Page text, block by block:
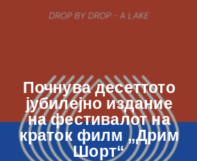
Почнува десеттото
јубилејно издание
на фестивалот на
краток филм „Дрим
Шорт“